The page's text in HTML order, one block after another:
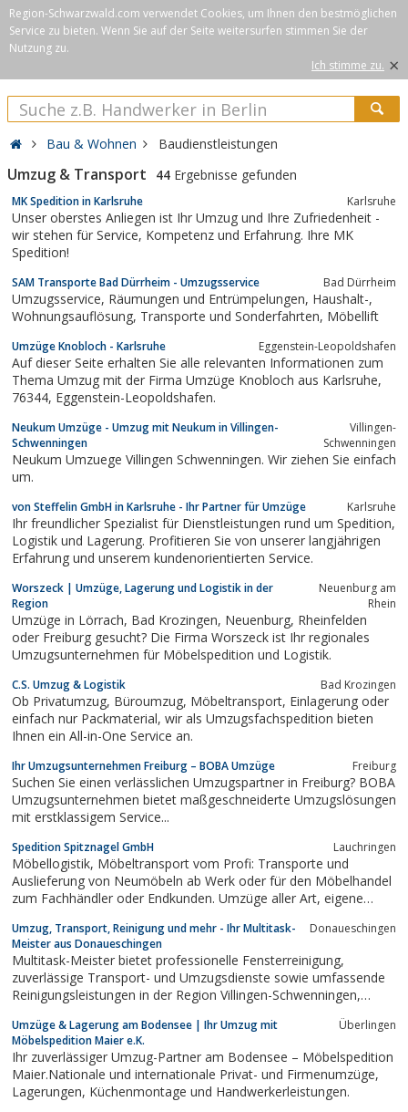
Region-Schwarzwald.com verwendet Cookies, um Ihnen den bestmöglichen
Service zu bieten. Wenn Sie auf der Seite weitersurfen stimmen Sie der
Nutzung zu.
Ich stimme zu. ×
Bau & Wohnen Baudienstleistungen
Umzug & Transport 44 Ergebnisse gefunden
MK Spedition in Karlsruhe Karlsruhe
Unser oberstes Anliegen ist Ihr Umzug und Ihre Zufriedenheit -
wir stehen für Service, Kompetenz und Erfahrung. Ihre MK
Spedition!
SAM Transporte Bad Dürrheim - Umzugsservice Bad Dürrheim
Umzugsservice, Räumungen und Entrümpelungen, Haushalt-,
Wohnungsauflösung, Transporte und Sonderfahrten, Möbellift
Umzüge Knobloch - Karlsruhe Eggenstein-Leopoldshafen
Auf dieser Seite erhalten Sie alle relevanten Informationen zum
Thema Umzug mit der Firma Umzüge Knobloch aus Karlsruhe,
76344, Eggenstein-Leopoldshafen.
Neukum Umzüge - Umzug mit Neukum in Villingen-
Schwenningen
Villingen-
Schwenningen
Neukum Umzuege Villingen Schwenningen. Wir ziehen Sie einfach
um.
von Steffelin GmbH in Karlsruhe - Ihr Partner für Umzüge Karlsruhe
Ihr freundlicher Spezialist für Dienstleistungen rund um Spedition,
Logistik und Lagerung. Profitieren Sie von unserer langjährigen
Erfahrung und unserem kundenorientierten Service.
Worszeck | Umzüge, Lagerung und Logistik in der
Region
Neuenburg am
Rhein
Umzüge in Lörrach, Bad Krozingen, Neuenburg, Rheinfelden
oder Freiburg gesucht? Die Firma Worszeck ist Ihr regionales
Umzugsunternehmen für Möbelspedition und Logistik.
C.S. Umzug & Logistik Bad Krozingen
Ob Privatumzug, Büroumzug, Möbeltransport, Einlagerung oder
einfach nur Packmaterial, wir als Umzugsfachspedition bieten
Ihnen ein All-in-One Service an.
Ihr Umzugsunternehmen Freiburg – BOBA Umzüge Freiburg
Suchen Sie einen verlässlichen Umzugspartner in Freiburg? BOBA
Umzugsunternehmen bietet maßgeschneiderte Umzugslösungen
mit erstklassigem Service...
Spedition Spitznagel GmbH Lauchringen
Möbellogistik, Möbeltransport vom Profi: Transporte und
Auslieferung von Neumöbeln ab Werk oder für den Möbelhandel
zum Fachhändler oder Endkunden. Umzüge aller Art, eigene
Umzug, Transport, Reinigung und mehr - Ihr Multitask-
Meister aus Donaueschingen
Donaueschingen
Multitask-Meister bietet professionelle Fensterreinigung,
zuverlässige Transport- und Umzugsdienste sowie umfassende
Reinigungsleistungen in der Region Villingen-Schwenningen,
Umgebung. Unser erfahrenes Team sorgt für effiziente
Lösungen, die perfekt auf Ihre Bedürfnisse...
Umzüge & Lagerung am Bodensee | Ihr Umzug mit
Möbelspedition Maier e.K.
Überlingen
Ihr zuverlässiger Umzug-Partner am Bodensee – Möbelspedition
Maier.Nationale und internationale Privat- und Firmenumzüge,
Lagerungen, Küchenmontage und Handwerkerleistungen.